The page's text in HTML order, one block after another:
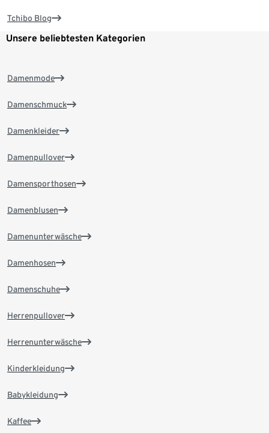
Tchibo Blog
Unsere beliebtesten Kategorien
Damenmode
Damenschmuck
Damenkleider
Damenpullover
Damensporthosen
Damenblusen
Damenunterwäsche
Damenhosen
Damenschuhe
Herrenpullover
Herrenunterwäsche
Kinderkleidung
Babykleidung
Kaffee